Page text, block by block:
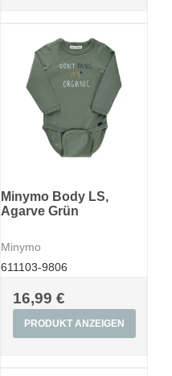
Minymo Body LS,
Agarve Grün
Minymo
611103-9806
16,99 €
PRODUKT ANZEIGEN